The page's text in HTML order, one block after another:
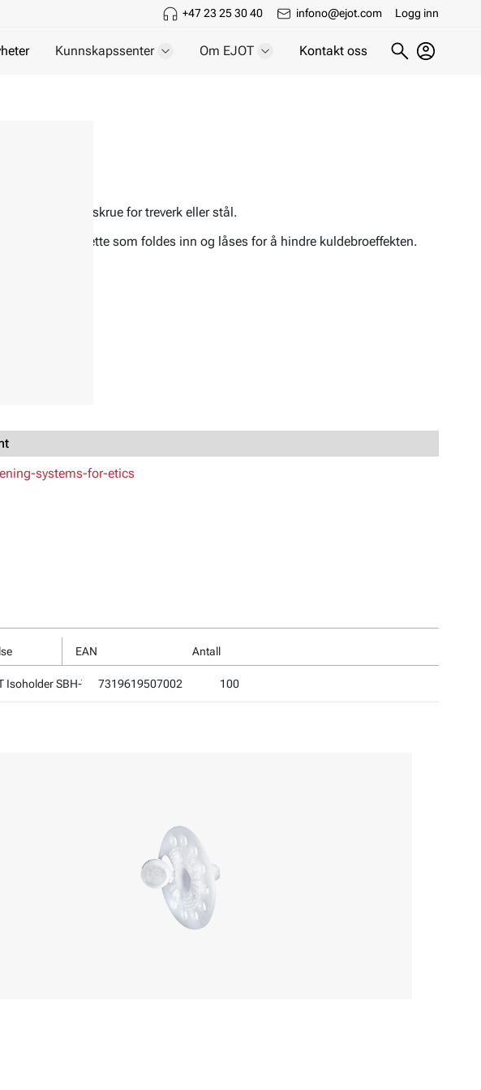
+47 23 25 30 40 infono@ejot.com Logg inn
Kunnskapssenter Om EJOT Kontakt oss
med isoleringskrue for treverk eller stål.
med dekkhette som foldes inn og låses for å hindre kuldebroeffekten.
systems-for-etics
EAN Antall
Isoholder SBH-T 2G7319619507002 100